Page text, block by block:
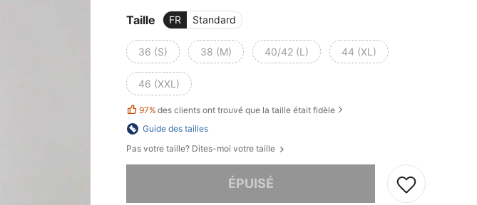
Taille FR Standard
36 (S) 38 (M) 40/42 (L) 44 (XL)
46 (XXL)
97% des clients ont trouvé que la taille était fidèle
Guide des tailles
Pas votre taille? Dites-moi votre taille
ÉPUISÉ